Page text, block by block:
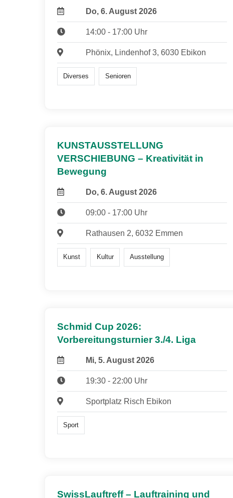
Do, 6. August 2026
14:00 - 17:00 Uhr
Phönix, Lindenhof 3, 6030 Ebikon
Diverses Senioren
KUNSTAUSSTELLUNG
VERSCHIEBUNG – Kreativität in
Bewegung
Do, 6. August 2026
09:00 - 17:00 Uhr
Rathausen 2, 6032 Emmen
Kunst Kultur Ausstellung
Schmid Cup 2026:
Vorbereitungsturnier 3./4. Liga
Mi, 5. August 2026
19:30 - 22:00 Uhr
Sportplatz Risch Ebikon
Sport
SwissLauftreff – Lauftraining und